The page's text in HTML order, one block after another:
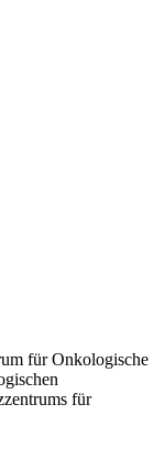
für Onkologische
für